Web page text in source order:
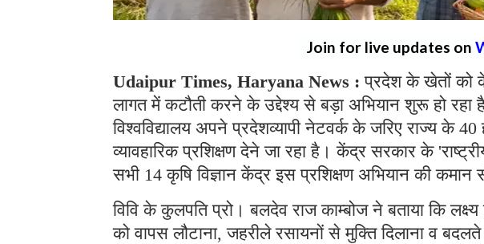
Join for live updates on
Udaipur Times, Haryana News :प्रदेश के खेतों को
लागत में कटौती करने के उद्देश्य से बड़ा अभियान शुरू हो रहा
विश्वविद्यालय अपने प्रदेशव्यापी नेटवर्क के जरिए राज्य के
व्यावहारिक प्रशिक्षण देने जा रहा है। केंद्र सरकार के
सभी 14 कृषि विज्ञान केंद्र इस प्रशिक्षण अभियान की कमान
विवि के कुलपति प्रो। बलदेव राज काम्बोज ने बताया कि
को वापस लौटाना, जहरीले रसायनों से मुक्ति दिलाना व